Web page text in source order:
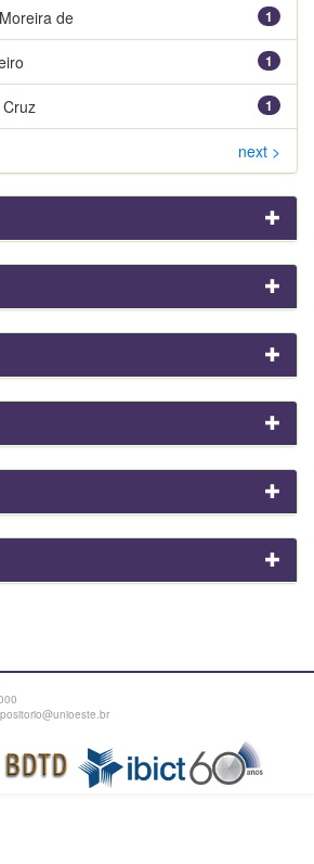
1
de
1
1
next >